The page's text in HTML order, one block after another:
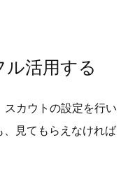
ル活用する
カウトの設定を行い
、見てもらえなければ